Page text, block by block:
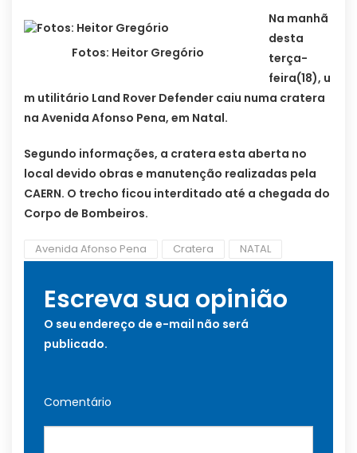
Fotos: Heitor Gregório
Na manhã
desta
terça-
feira(18), u
m utilitário Land Rover Defender caiu numa cratera
na Avenida Afonso Pena, em Natal.
Segundo informações, a cratera esta aberta no
local devido obras e manutenção realizadas pela
CAERN. O trecho ficou interditado até a chegada do
Corpo de Bombeiros.
Avenida Afonso Pena Cratera NATAL
Escreva sua opinião
O seu endereço de e-mail não será
publicado.
Comentário